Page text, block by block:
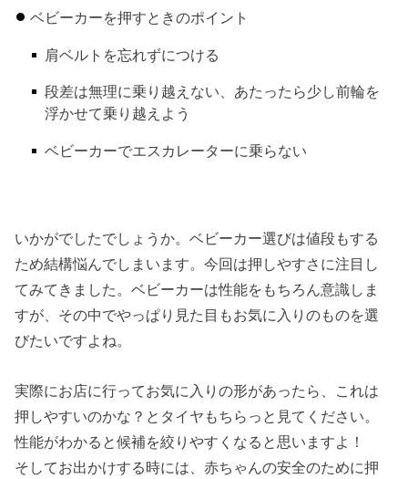
ベビーカーを押すときのポイント
肩ベルトを忘れずにつける
段差は無理に乗り越えない、あたったら少し前輪を
浮かせて乗り越えよう
ベビーカーでエスカレーターに乗らない
いかがでしたでしょうか。ベビーカー選びは値段もする
ため結構悩んでしまいます。今回は押しやすさに注目し
てみてきました。ベビーカーは性能をもちろん意識しま
すが、その中でやっぱり見た目もお気に入りのものを選
びたいですよね。
実際にお店に行ってお気に入りの形があったら、これは
押しやすいのかな？とタイヤもちらっと見てください。
性能がわかると候補を絞りやすくなると思いますよ！
そしてお出かけする時には、赤ちゃんの安全のために押